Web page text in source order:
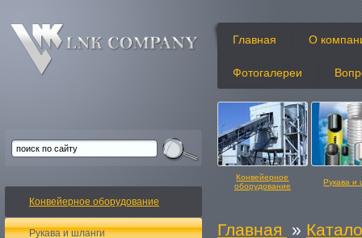
Главная О
Фотогалереи
Конвейерное
оборудование
Рукава и
Главная »
Конвейерное оборудование
Рукава и шланги